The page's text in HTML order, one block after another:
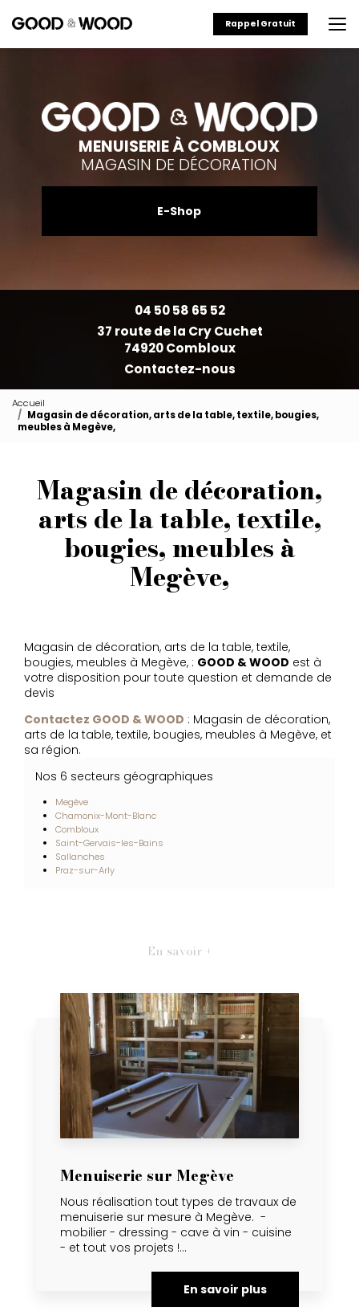
au
principal
Rappel Gratuit
MENUISERIE À COMBLOUX
MAGASIN DE DÉCORATION
E-Shop
04 50 58 65 52
37 route de la Cry Cuchet
74920 Combloux
Contactez-nous
Accueil
Magasin de décoration, arts de la table, textile, bougies,
meubles à Megève,
Magasin de décoration,
arts de la table, textile,
bougies, meubles à
Megève,
Magasin de décoration, arts de la table, textile,
bougies, meubles à Megève, : GOOD & WOOD est à
votre disposition pour toute question et demande de
devis
Contactez GOOD & WOOD : Magasin de décoration,
arts de la table, textile, bougies, meubles à Megève, et
sa région.
Nos 6 secteurs géographiques
Megève
Chamonix-Mont-Blanc
Combloux
Saint-Gervais-les-Bains
Sallanches
Praz-sur-Arly
En savoir +
Menuiserie sur Megève
Nous réalisation tout types de travaux de
menuiserie sur mesure à Megève. -
mobilier - dressing - cave à vin - cuisine
- et tout vos projets !...
En savoir plus